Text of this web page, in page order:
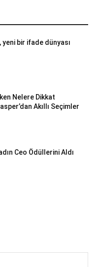
yeni bir ifade dünyası
Nelere Dikkat
Akıllı Seçimler
Ceo Ödüllerini Aldı